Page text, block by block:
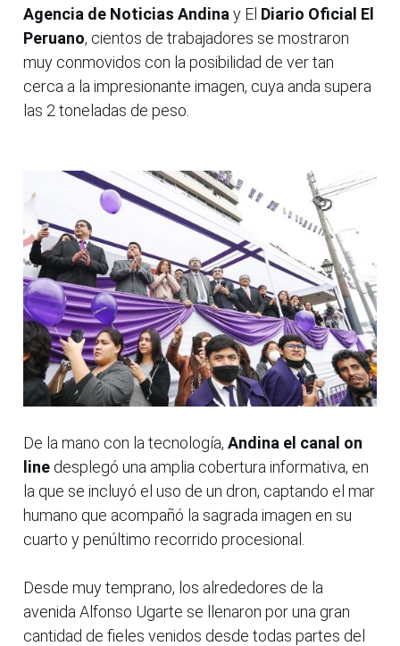
Agencia de Noticias Andina y El Diario Oficial El
Peruano, cientos de trabajadores se mostraron
muy conmovidos con la posibilidad de ver tan
cerca a la impresionante imagen, cuya anda supera
las 2 toneladas de peso.
De la mano con la tecnología, Andina el canal on
line desplegó una amplia cobertura informativa, en
la que se incluyó el uso de un dron, captando el mar
humano que acompañó la sagrada imagen en su
cuarto y penúltimo recorrido procesional.
Desde muy temprano, los alrededores de la
avenida Alfonso Ugarte se llenaron por una gran
cantidad de fieles venidos desde todas partes del